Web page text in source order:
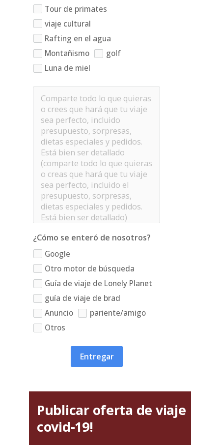
Tour de primates
viaje cultural
Rafting en el agua
Montañismo
golf
Luna de miel
¿Cómo se enteró de nosotros?
Google
Otro motor de búsqueda
Guía de viaje de Lonely Planet
guía de viaje de brad
Anuncio
pariente/amigo
Otros
Entregar
Publicar oferta de viaje
covid-19!